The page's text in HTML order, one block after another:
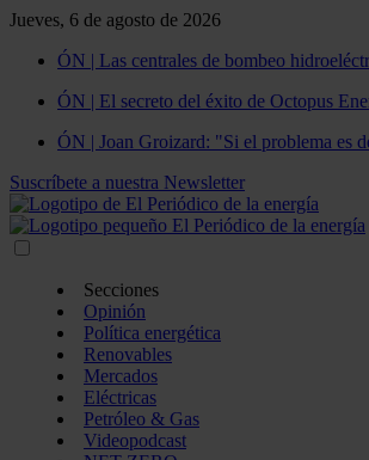
Jueves, 6 de agosto de 2026
ÓN | Las centrales de bombeo
ÓN | El secreto del éxito de Octopus
ÓN | Joan Groizard: "Si el problema es
Suscríbete a nuestra Newsletter
Secciones
Opinión
Política energética
Renovables
Mercados
Eléctricas
Petróleo & Gas
Videopodcast